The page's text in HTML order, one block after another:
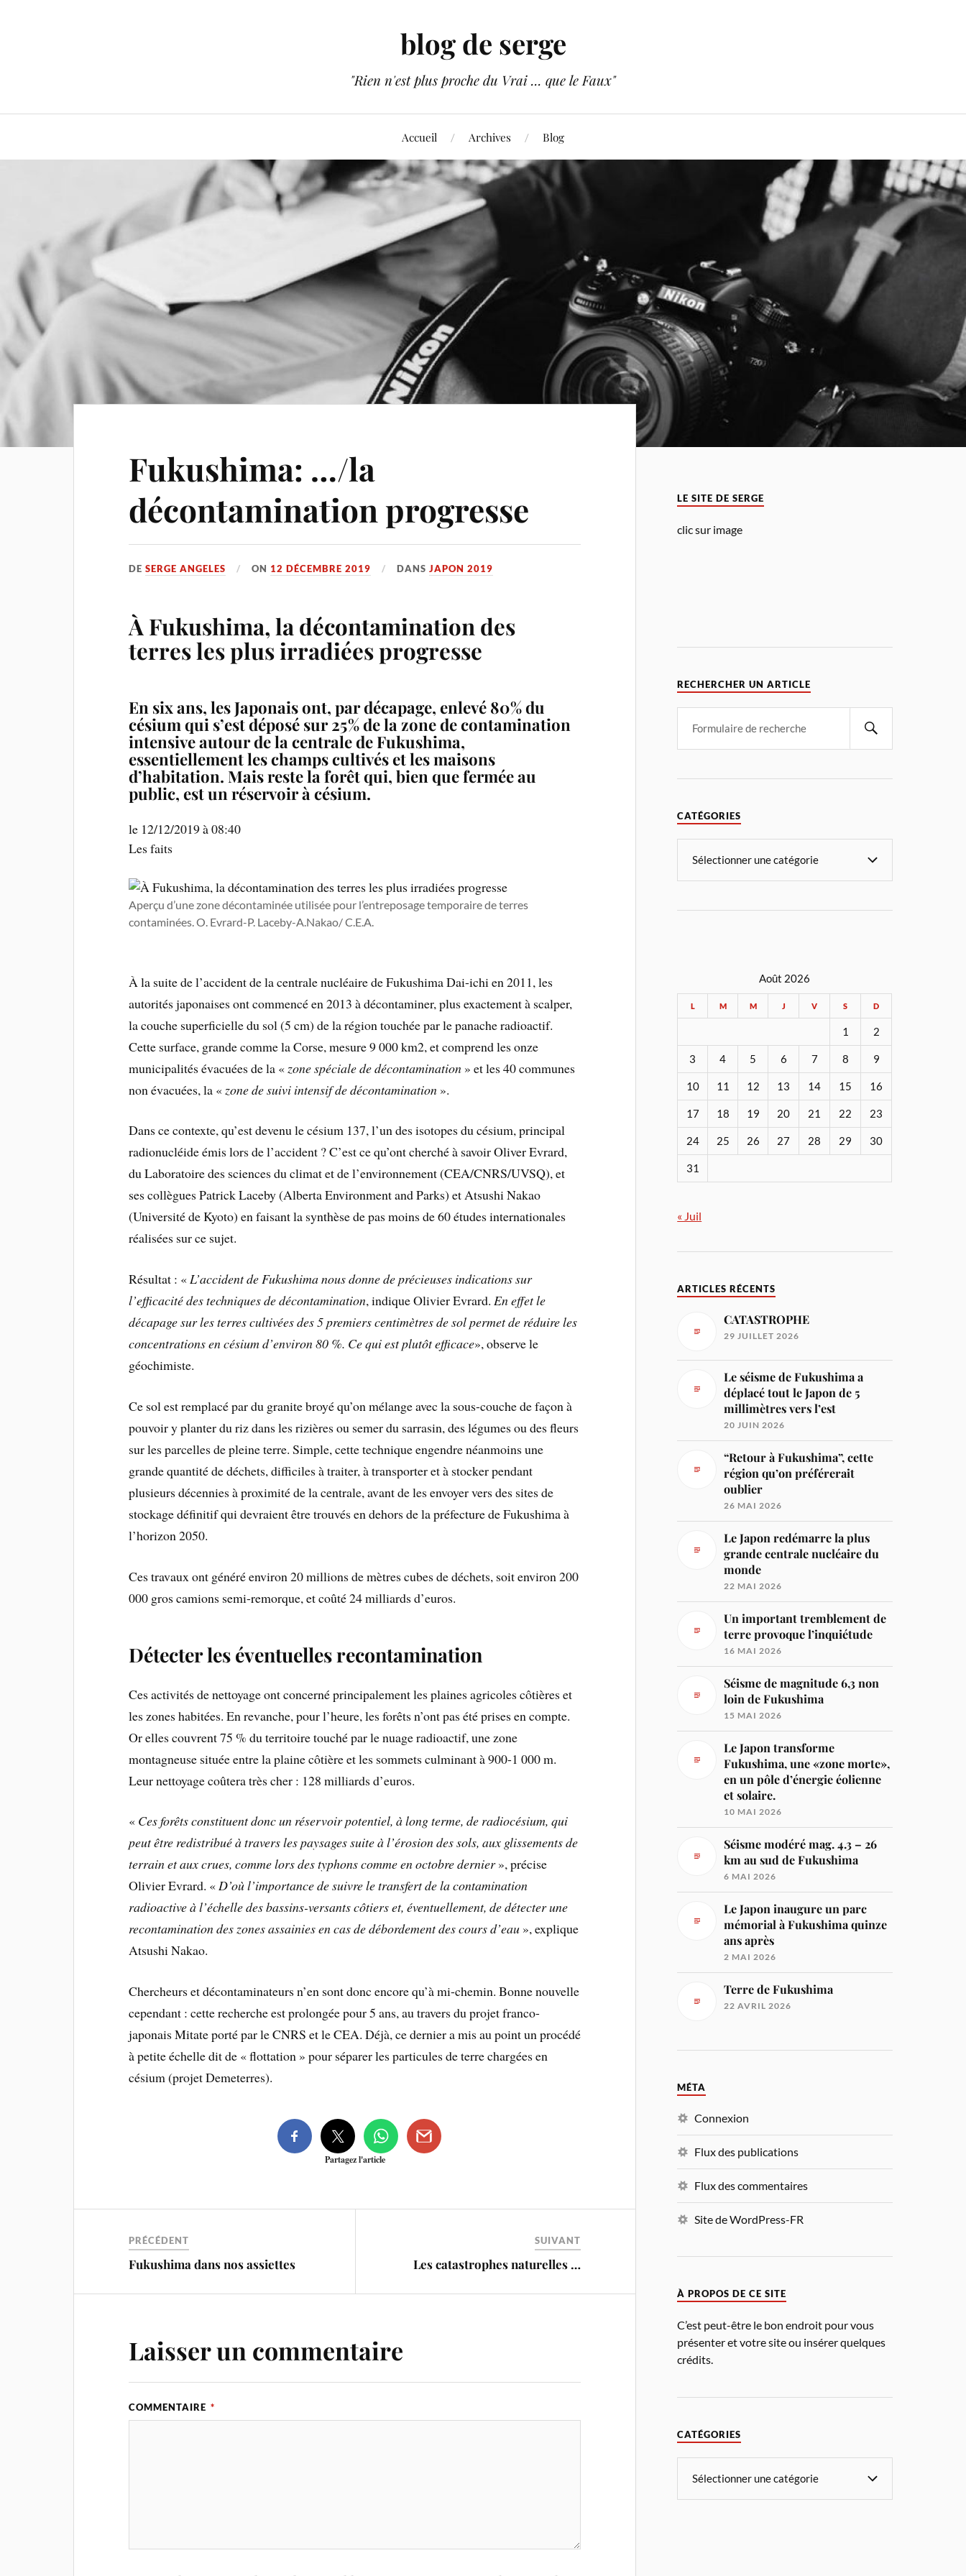
blog de serge
"Rien n'est plus proche du Vrai ... que le Faux"
Accueil Archives Blog
Fukushima: …/la
décontamination progresse
DESERGE ANGELES ON 12 DÉCEMBRE 2019 DANSJAPON 2019
À Fukushima, la décontamination des
terres les plus irradiées progresse
En six ans, les Japonais ont, par décapage, enlevé 80 % du
césium qui s’est déposé sur 25 % de la zone de contamination
intensive autour de la centrale de Fukushima,
essentiellement les champs cultivés et les maisons
d’habitation. Mais reste la forêt qui, bien que fermée au
public, est un réservoir à césium.
le 12/12/2019 à 08:40
Les faits
Aperçu d’une zone décontaminée utilisée pour l’entreposage temporaire de terres
contaminées. O. Evrard-P. Laceby-A.Nakao/ C.E.A.
À la suite de l’accident de la centrale nucléaire de Fukushima Dai-ichi en 2011, les
autorités japonaises ont commencé en 2013 à décontaminer, plus exactement à scalper,
la couche superficielle du sol (5 cm) de la région touchée par le panache radioactif.
Cette surface, grande comme la Corse, mesure 9 000 km2, et comprend les onze
municipalités évacuées de la «zone spéciale de décontamination » et les 40 communes
non évacuées, la «zone de suivi intensif de décontamination ».
Dans ce contexte, qu’est devenu le césium 137, l’un des isotopes du césium, principal
radionucléide émis lors de l’accident ? C’est ce qu’ont cherché à savoir Oliver Evrard,
du Laboratoire des sciences du climat et de l’environnement (CEA/CNRS/UVSQ), et
ses collègues Patrick Laceby (Alberta Environment and Parks) et Atsushi Nakao
(Université de Kyoto) en faisant la synthèse de pas moins de 60 études internationales
réalisées sur ce sujet.
Résultat : «L’accident de Fukushima nous donne de précieuses indications sur
l’efficacité des techniques de décontamination, indique Olivier Evrard.En effet le
décapage sur les terres cultivées des 5 premiers centimètres de sol permet de réduire les
concentrations en césium d’environ 80 %. Ce qui est plutôt efficace», observe le
géochimiste.
Ce sol est remplacé par du granite broyé qu’on mélange avec la sous-couche de façon à
pouvoir y planter du riz dans les rizières ou semer du sarrasin, des légumes ou des fleurs
sur les parcelles de pleine terre. Simple, cette technique engendre néanmoins une
grande quantité de déchets, difficiles à traiter, à transporter et à stocker pendant
plusieurs décennies à proximité de la centrale, avant de les envoyer vers des sites de
stockage définitif qui devraient être trouvés en dehors de la préfecture de Fukushima à
l’horizon 2050.
Ces travaux ont généré environ 20 millions de mètres cubes de déchets, soit environ 200
000 gros camions semi-remorque, et coûté 24 milliards d’euros.
Détecter les éventuelles recontamination
Ces activités de nettoyage ont concerné principalement les plaines agricoles côtières et
les zones habitées. En revanche, pour l’heure, les forêts n’ont pas été prises en compte.
Or elles couvrent 75 % du territoire touché par le nuage radioactif, une zone
montagneuse située entre la plaine côtière et les sommets culminant à 900-1 000 m.
Leur nettoyage coûtera très cher : 128 milliards d’euros.
« Ces forêts constituent donc un réservoir potentiel, à long terme, de radiocésium, qui
peut être redistribué à travers les paysages suite à l’érosion des sols, aux glissements de
terrain et aux crues, comme lors des typhons comme en octobre dernier», précise
Olivier Evrard. «D’où l’importance de suivre le transfert de la contamination
radioactive à l’échelle des bassins-versants côtiers et, éventuellement, de détecter une
recontamination des zones assainies en cas de débordement des cours d’eau », explique
Atsushi Nakao.
Chercheurs et décontaminateurs n’en sont donc encore qu’à mi-chemin. Bonne nouvelle
cependant : cette recherche est prolongée pour 5 ans, au travers du projet franco-
japonais Mitate porté par le CNRS et le CEA. Déjà, ce dernier a mis au point un procédé
à petite échelle dit de « flottation » pour séparer les particules de terre chargées en
césium (projet Demeterres).
Partagez l'article
PRÉCÉDENT
Fukushima dans nos assiettes
SUIVANT
Les catastrophes naturelles …
Laisser un commentaire
COMMENTAIRE *
LE SITE DE SERGE
clic sur image
RECHERCHER UN ARTICLE
CATÉGORIES
Août 2026
L M M J V S D
1 2
3 4 5 6 7 8 9
10 11 12 13 14 15 16
17 18 19 20 21 22 23
24 25 26 27 28 29 30
31
« Juil
ARTICLES RÉCENTS
CATASTROPHE
29 JUILLET 2026
Le séisme de Fukushima a
déplacé tout le Japon de 5
millimètres vers l’est
20 JUIN 2026
“Retour à Fukushima”, cette
région qu’on préférerait
oublier
26 MAI 2026
Le Japon redémarre la plus
grande centrale nucléaire du
monde
22 MAI 2026
Un important tremblement de
terre provoque l’inquiétude
16 MAI 2026
Séisme de magnitude 6,3 non
loin de Fukushima
15 MAI 2026
Le Japon transforme
Fukushima, une «zone morte»,
en un pôle d’énergie éolienne
et solaire.
10 MAI 2026
Séisme modéré mag. 4.3 – 26
km au sud de Fukushima
6 MAI 2026
Le Japon inaugure un parc
mémorial à Fukushima quinze
ans après
2 MAI 2026
Terre de Fukushima
22 AVRIL 2026
MÉTA
Connexion
Flux des publications
Flux des commentaires
Site de WordPress-FR
À PROPOS DE CE SITE
C’est peut-être le bon endroit pour vous
présenter et votre site ou insérer quelques
crédits.
CATÉGORIES